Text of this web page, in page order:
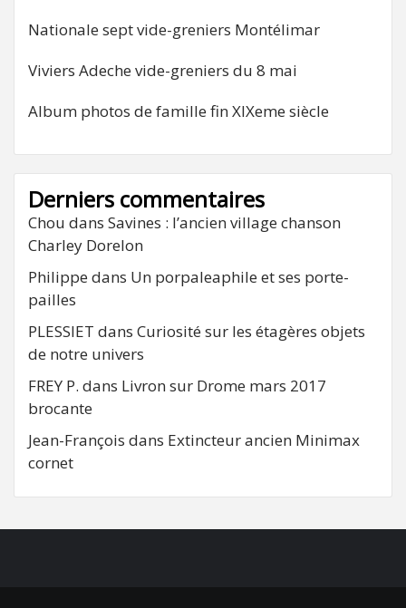
Nationale sept vide-greniers Montélimar
Viviers Adeche vide-greniers du 8 mai
Album photos de famille fin XIXeme siècle
Derniers commentaires
Chou dans Savines : l’ancien village chanson
Charley Dorelon
Philippe dans Un porpaleaphile et ses porte-
pailles
PLESSIET dans Curiosité sur les étagères objets
de notre univers
FREY P. dans Livron sur Drome mars 2017
brocante
Jean-François dans Extincteur ancien Minimax
cornet